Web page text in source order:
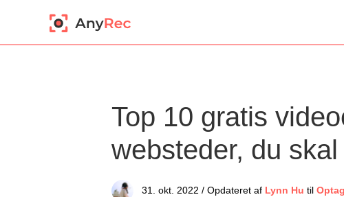
Top 10 gratis
websteder, du
31. okt. 2022 / Opdateret af Lynn Hu til